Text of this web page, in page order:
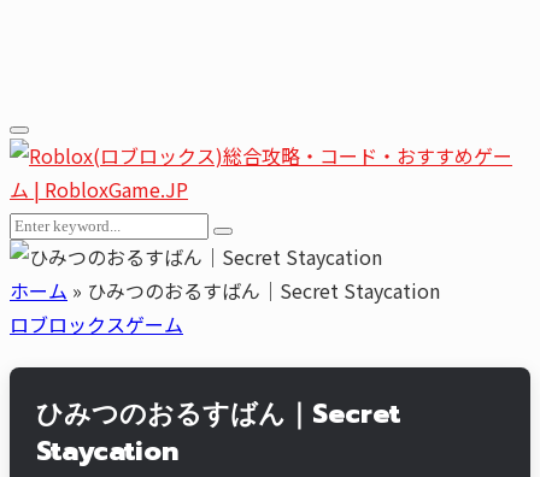
Primary
Menu
Search
for:
Search
ホーム » ひみつのおるすばん｜Secret Staycation
ロブロックスゲーム
ひみつのおるすばん｜Secret
Staycation